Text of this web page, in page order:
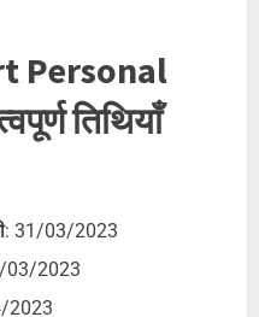
Personal
तिथियाँ
: 31/03/2023
03/2023
2023